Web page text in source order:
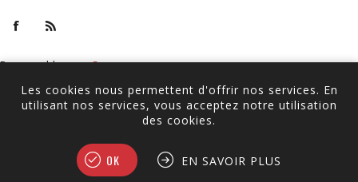
Powered bynopCommerce
Copyright © 2026 De Draak. Tous droits réservés.
Tous les prix sont TTC à l'exception del'expédition
Les cookies nous permettent d'offrir nos services. En
utilisant nos services, vous acceptez notre utilisation
des cookies.
OK EN SAVOIR PLUS